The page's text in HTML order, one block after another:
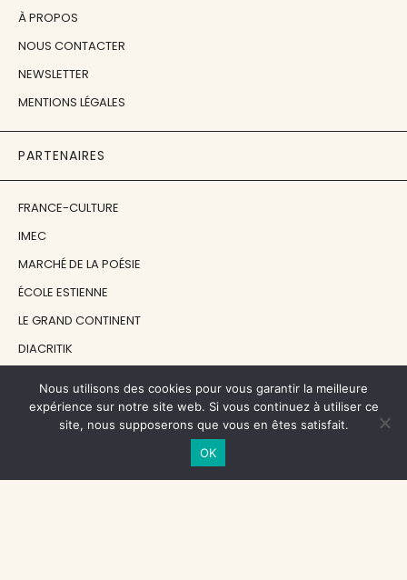
À PROPOS
NOUS CONTACTER
NEWSLETTER
MENTIONS LÉGALES
PARTENAIRES
FRANCE-CULTURE
IMEC
MARCHÉ DE LA POÉSIE
ÉCOLE ESTIENNE
LE GRAND CONTINENT
DIACRITIK
NOS SOUTIENS
CENTRE NATIONAL DU LIVRE
Nous utilisons des cookies pour vous garantir la meilleure
expérience sur notre site web. Si vous continuez à utiliser ce
site, nous supposerons que vous en êtes satisfait.
OK